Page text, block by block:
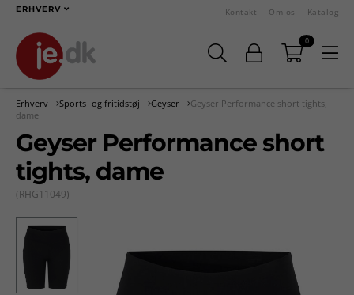
ERHVERV Kontakt Om os Katalog
0
Erhverv Sports- og fritidstøj Geyser
Geyser Performance short tights,
dame
Geyser Performance short
tights, dame
(RHG11049)